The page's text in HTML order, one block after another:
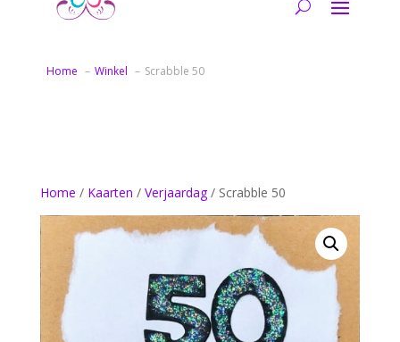
Home Winkel Scrabble 50
Home / Kaarten / Verjaardag/ Scrabble 50